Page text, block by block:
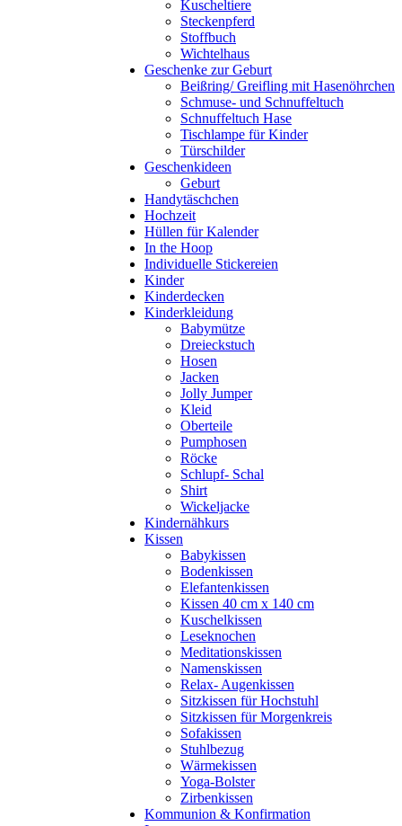
Kuscheltiere
Steckenpferd
Stoffbuch
Wichtelhaus
Geschenke zur Geburt
Beißring/ Greifling mit Hasenöhrchen
Schmuse- und Schnuffeltuch
Schnuffeltuch Hase
Tischlampe für Kinder
Türschilder
Geschenkideen
Geburt
Handytäschchen
Hochzeit
Hüllen für Kalender
In the Hoop
Individuelle Stickereien
Kinder
Kinderdecken
Kinderkleidung
Babymütze
Dreieckstuch
Hosen
Jacken
Jolly Jumper
Kleid
Oberteile
Pumphosen
Röcke
Schlupf- Schal
Shirt
Wickeljacke
Kindernähkurs
Kissen
Babykissen
Bodenkissen
Elefantenkissen
Kissen 40 cm x 140 cm
Kuschelkissen
Leseknochen
Meditationskissen
Namenskissen
Relax- Augenkissen
Sitzkissen für Hochstuhl
Sitzkissen für Morgenkreis
Sofakissen
Stuhlbezug
Wärmekissen
Yoga-Bolster
Zirbenkissen
Kommunion & Konfirmation